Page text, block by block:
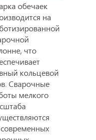
обечаек
на
что
кольцевой
Сварочные
мелкого